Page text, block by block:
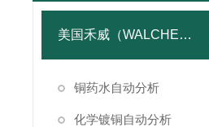
美国禾威（WALCHEM）自动添加控制器
铜药水自动分析
化学镀铜自动分析